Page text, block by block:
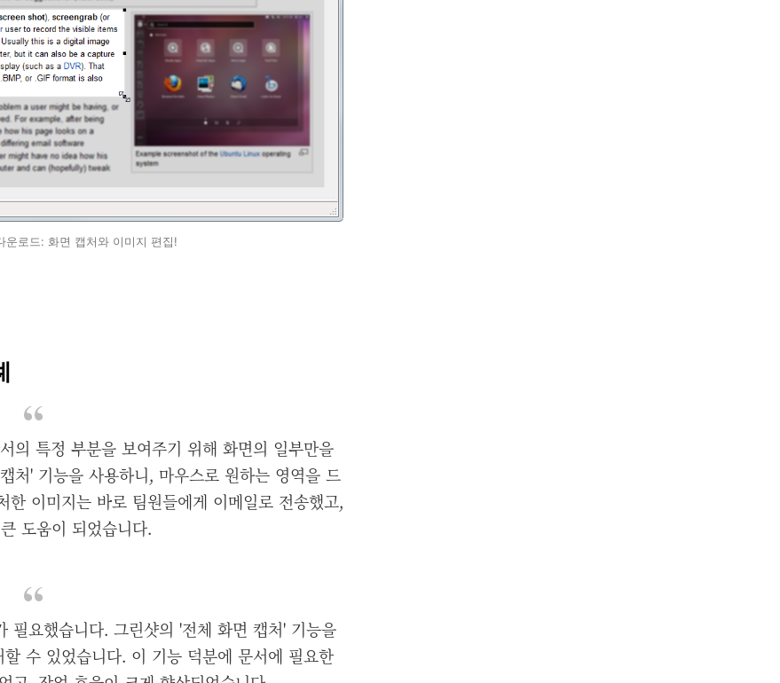
로드: 화면 캡처와 이미지 편집!
의 특정 부분을 보여주기 위해 화면의 일부만을
처' 기능을 사용하니, 마우스로 원하는 영역을 드
이미지는 바로 팀원들에게 이메일로 전송했고,
도움이 되었습니다.
필요했습니다. 그린샷의 '전체 화면 캡처' 기능을
수 있었습니다. 이 기능 덕분에 문서에 필요한